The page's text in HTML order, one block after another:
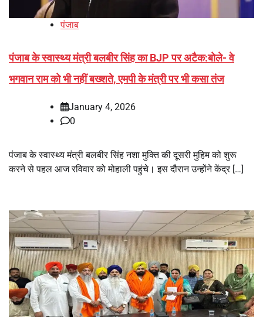
पंजाब
पंजाब के स्वास्थ्य मंत्री बलबीर सिंह का BJP पर अटैक:बोले- वे
भगवान राम को भी नहीं बख्शते, एमपी के मंत्री पर भी कसा तंज
January 4, 2026
0
पंजाब के स्वास्थ्य मंत्री बलबीर सिंह नशा मुक्ति की दूसरी मुहिम को शुरू
करने से पहल आज रविवार को मोहाली पहुंचे। इस दौरान उन्होंने केंद्र […]